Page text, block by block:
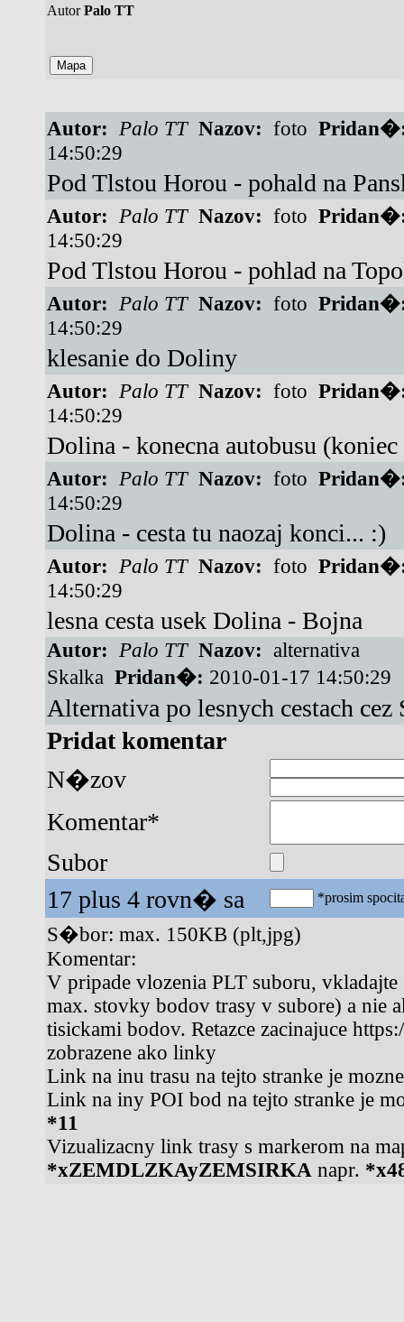
AutorPalo TT
Autor: Palo TTNazov: foto
14:50:29
Pod Tlstou Horou - pohald na
Autor: Palo TTNazov: foto
14:50:29
Pod Tlstou Horou - pohlad na
Autor: Palo TTNazov: foto
14:50:29
klesanie do Doliny
Autor: Palo TTNazov: foto
14:50:29
Dolina - konecna autobusu
Autor: Palo TTNazov: foto
14:50:29
Dolina - cesta tu naozaj konci... :)
Autor: Palo TTNazov: foto
14:50:29
lesna cesta usek Dolina - Bojna
Autor: Palo TTNazov: alternativa
Skalka Pridan�: 2010-01-17 14:50:29
Alternativa po lesnych cestach cez
Pridat komentar
N�zov
Komentar*
Subor
17 plus 4 rovn� sa
*prosim
S�bor: max. 150KB (plt,jpg)
Komentar:
V pripade vlozenia PLT suboru,
max. stovky bodov trasy v subore) a nie
tisickami bodov. Retazce zacinajuce
zobrazene ako linky
Link na inu trasu na tejto stranke je
Link na iny POI bod na tejto stranke je
*11
Vizualizacny link trasy s markerom na
*xZEMDLZKAyZEMSIRKA napr.